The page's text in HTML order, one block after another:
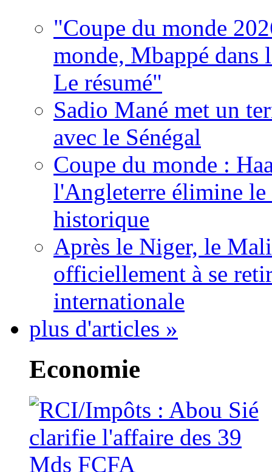
"Coupe du monde
monde, Mbappé dans
Le résumé"
Sadio Mané met un
avec le Sénégal
Coupe du monde :
l'Angleterre élimine
historique
Après le Niger, le
officiellement à se
internationale
plus d'articles »
Economie